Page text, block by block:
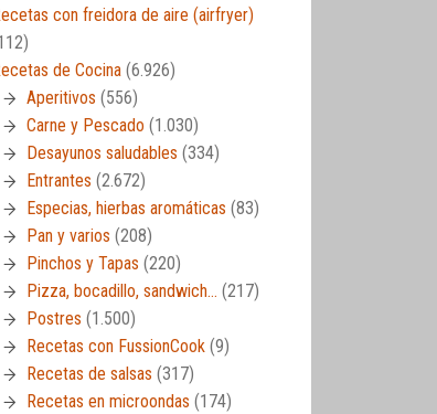
con freidora de aire (airfryer)
de Cocina (6.926)
Aperitivos (556)
Carne y Pescado (1.030)
Desayunos saludables (334)
Entrantes (2.672)
Especias, hierbas aromáticas (83)
Pan y varios (208)
Pinchos y Tapas (220)
Pizza, bocadillo, sandwich… (217)
Postres (1.500)
Recetas con FussionCook (9)
Recetas de salsas (317)
Recetas en microondas (174)